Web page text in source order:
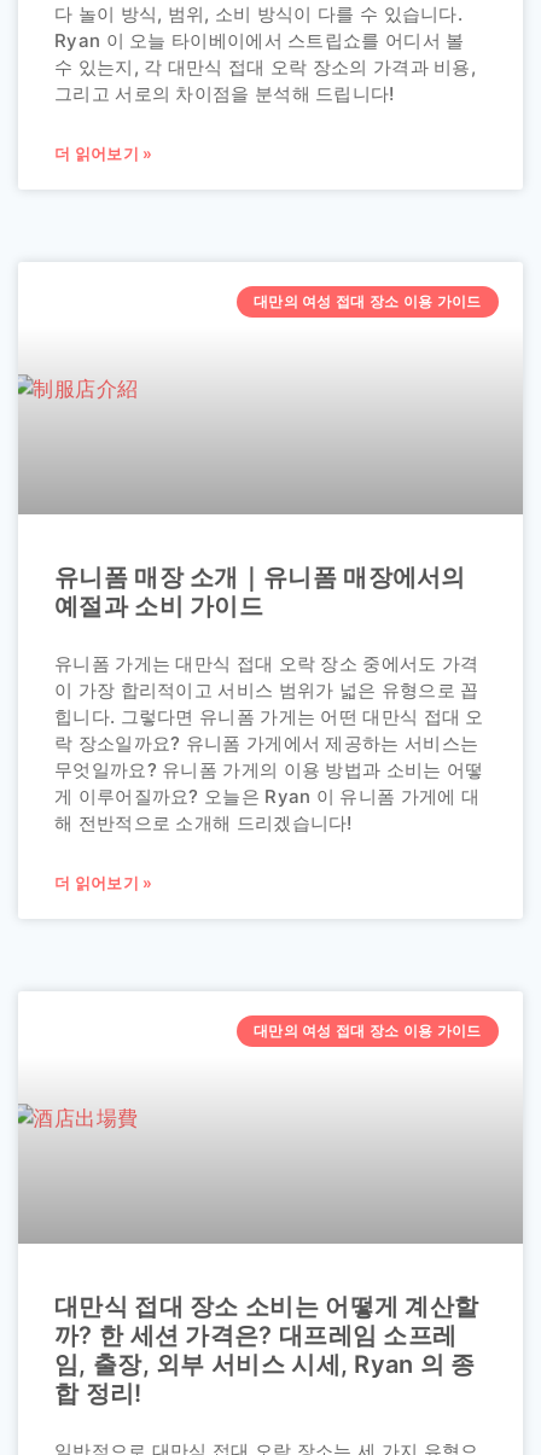
다 놀이 방식, 범위, 소비 방식이 다를 수 있습니다.
Ryan 이 오늘 타이베이에서 스트립쇼를 어디서 볼
수 있는지, 각 대만식 접대 오락 장소의 가격과 비용,
그리고 서로의 차이점을 분석해 드립니다!
더 읽어보기 »
대만의 여성 접대 장소 이용 가이드
유니폼 매장 소개｜유니폼 매장에서의
예절과 소비 가이드
유니폼 가게는 대만식 접대 오락 장소 중에서도 가격
이 가장 합리적이고 서비스 범위가 넓은 유형으로 꼽
힙니다. 그렇다면 유니폼 가게는 어떤 대만식 접대 오
락 장소일까요? 유니폼 가게에서 제공하는 서비스는
무엇일까요? 유니폼 가게의 이용 방법과 소비는 어떻
게 이루어질까요? 오늘은 Ryan 이 유니폼 가게에 대
해 전반적으로 소개해 드리겠습니다!
더 읽어보기 »
대만의 여성 접대 장소 이용 가이드
대만식 접대 장소 소비는 어떻게 계산할
까? 한 세션 가격은? 대프레임 소프레
임, 출장, 외부 서비스 시세, Ryan 의 종
합 정리!